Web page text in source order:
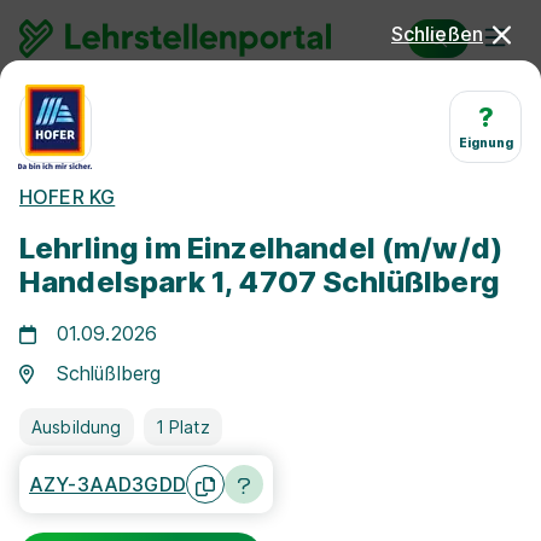
Lehrstellen
Lehrstellen
Einzelhandelskaufmann/-
frau 2026
Freie Stellen finden
Schließen
?
Eignung
HOFER KG
Lehrling im Einzelhandel (m/w/d)
Handelspark 1, 4707 Schlüßlberg
01.09.2026
Schlüßlberg
Ausbildung 1 Platz
AZY-3AAD3GDD